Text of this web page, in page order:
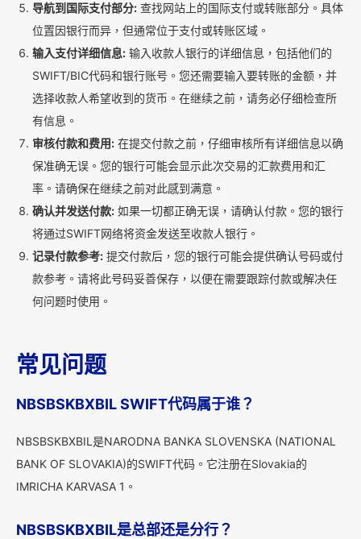
导航到国际支付部分: 查找网站上的国际支付或转账部分。具体
位置因银行而异，但通常位于支付或转账区域。
输入支付详细信息: 输入收款人银行的详细信息，包括他们的
SWIFT/BIC代码和银行账号。您还需要输入要转账的金额，并
选择收款人希望收到的货币。在继续之前，请务必仔细检查所
有信息。
审核付款和费用: 在提交付款之前，仔细审核所有详细信息以确
保准确无误。您的银行可能会显示此次交易的汇款费用和汇
率。请确保在继续之前对此感到满意。
确认并发送付款: 如果一切都正确无误，请确认付款。您的银行
将通过SWIFT网络将资金发送至收款人银行。
记录付款参考: 提交付款后，您的银行可能会提供确认号码或付
款参考。请将此号码妥善保存，以便在需要跟踪付款或解决任
何问题时使用。
常见问题
NBSBSKBXBIL SWIFT代码属于谁？
NBSBSKBXBIL是NARODNA BANKA SLOVENSKA (NATIONAL
BANK OF SLOVAKIA)的SWIFT代码。它注册在Slovakia的
IMRICHA KARVASA 1。
NBSBSKBXBIL是总部还是分行？